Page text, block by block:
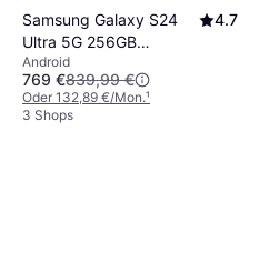
Samsung Galaxy S24
Ultra 5G 256GB
Titanium Black
4.7
Android
769 €839,99 €
Oder 132,89 €/Mon.¹
3 Shops